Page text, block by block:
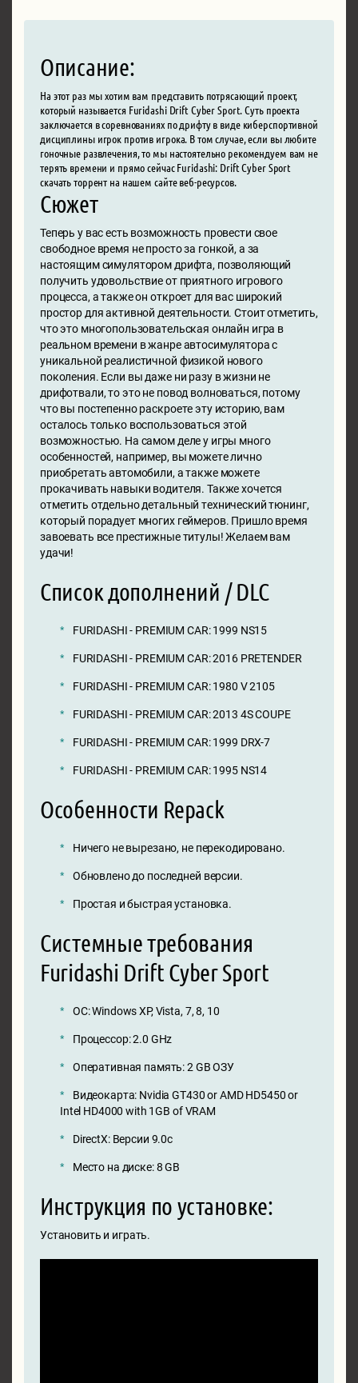
Описание:
На этот раз мы хотим вам представить потрясающий проект,
который называется Furidashi Drift Cyber Sport. Суть проекта
заключается в соревнованиях по дрифту в виде киберспортивной
дисциплины игрок против игрока. В том случае, если вы любите
гоночные развлечения, то мы настоятельно рекомендуем вам не
терять времени и прямо сейчас Furidashi: Drift Cyber Sport
скачать торрент на нашем сайте веб-ресурсов.
Сюжет
Теперь у вас есть возможность провести свое
свободное время не просто за гонкой, а за
настоящим симулятором дрифта, позволяющий
получить удовольствие от приятного игрового
процесса, а также он откроет для вас широкий
простор для активной деятельности. Стоит отметить,
что это многопользовательская онлайн игра в
реальном времени в жанре автосимулятора с
уникальной реалистичной физикой нового
поколения. Если вы даже ни разу в жизни не
дрифотвали, то это не повод волноваться, потому
что вы постепенно раскроете эту историю, вам
осталось только воспользоваться этой
возможностью. На самом деле у игры много
особенностей, например, вы можете лично
приобретать автомобили, а также можете
прокачивать навыки водителя. Также хочется
отметить отдельно детальный технический тюнинг,
который порадует многих геймеров. Пришло время
завоевать все престижные титулы! Желаем вам
удачи!
Список дополнений / DLC
FURIDASHI - PREMIUM CAR: 1999 NS15
FURIDASHI - PREMIUM CAR: 2016 PRETENDER
FURIDASHI - PREMIUM CAR: 1980 V 2105
FURIDASHI - PREMIUM CAR: 2013 4S COUPE
FURIDASHI - PREMIUM CAR: 1999 DRX-7
FURIDASHI - PREMIUM CAR: 1995 NS14
Особенности Repack
Ничего не вырезано, не перекодировано.
Обновлено до последней версии.
Простая и быстрая установка.
Системные требования
Furidashi Drift Cyber Sport
ОС: Windows XP, Vista, 7, 8, 10
Процессор: 2.0 GHz
Оперативная память: 2 GB ОЗУ
Видеокарта: Nvidia GT430 or AMD HD5450 or
Intel HD4000 with 1GB of VRAM
DirectX: Версии 9.0c
Место на диске: 8 GB
Инструкция по установке:
Установить и играть.